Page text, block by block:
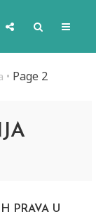
• Page 2
PRAVA U